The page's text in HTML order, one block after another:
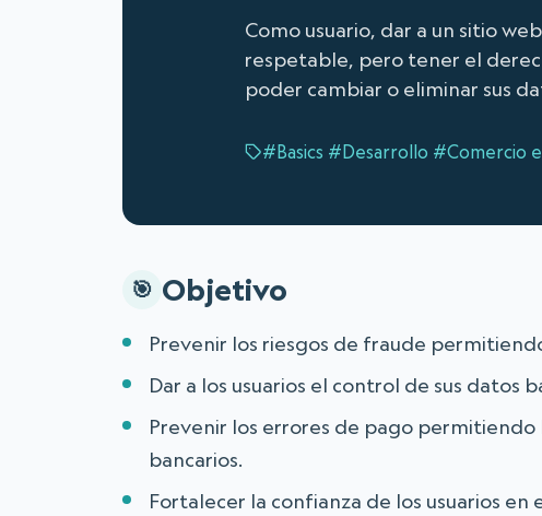
Como usuario, dar a un sitio
respetable, pero tener el
poder cambiar o eliminar sus
#Basics #Desarrollo #Comercio
Objetivo
Prevenir los riesgos de fraude
Dar a los usuarios el control de sus datos
Prevenir los errores de pago
bancarios.
Fortalecer la confianza de los usuarios en